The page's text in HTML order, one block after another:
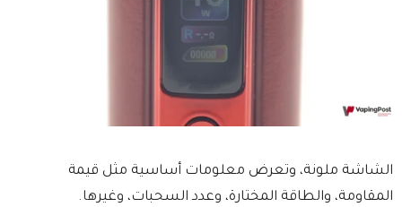
الشاشة ملونة، وتعرض معلومات أساسية مثل قيمة
المقاومة، والطاقة المختارة، وعدد السحبات، وغيرها.